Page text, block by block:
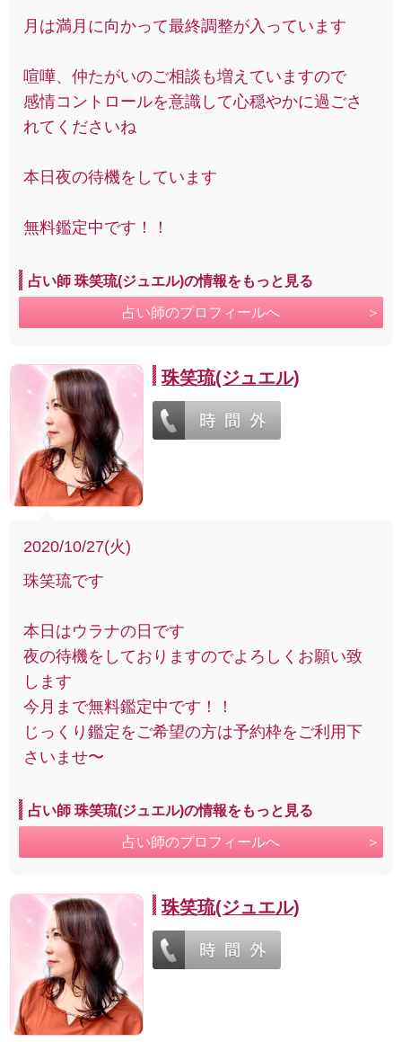
月は満月に向かって最終調整が入っています
喧嘩、仲たがいのご相談も増えていますので
感情コントロールを意識して心穏やかに過ごさ
れてくださいね
本日夜の待機をしています
無料鑑定中です！！
占い師 珠笑琉(ジュエル)の情報をもっと見る
占い師のプロフィールへ
珠笑琉(ジュエル)
2020/10/27(火)
珠笑琉です
本日はウラナの日です
夜の待機をしておりますのでよろしくお願い致
します
今月まで無料鑑定中です！！
じっくり鑑定をご希望の方は予約枠をご利用下
さいませ〜
占い師 珠笑琉(ジュエル)の情報をもっと見る
占い師のプロフィールへ
珠笑琉(ジュエル)